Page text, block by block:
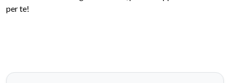
per te!